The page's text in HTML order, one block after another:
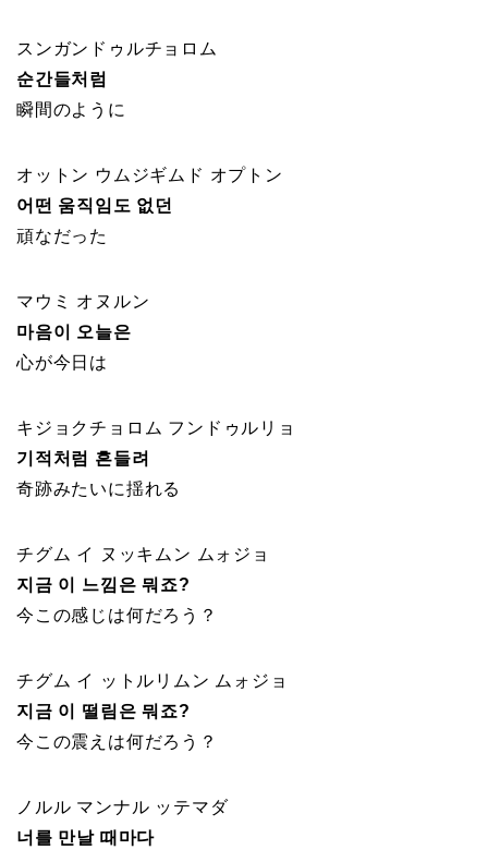
スンガンドゥルチョロム
순간들처럼
瞬間のように
オットン ウムジギムド オプトン
어떤 움직임도 없던
頑なだった
マウミ オヌルン
마음이 오늘은
心が今日は
キジョクチョロム フンドゥルリョ
기적처럼 흔들려
奇跡みたいに揺れる
チグム イ ヌッキムン ムォジョ
지금 이 느낌은 뭐죠?
今この感じは何だろう？
チグム イ ットルリムン ムォジョ
지금 이 떨림은 뭐죠?
今この震えは何だろう？
ノルル マンナル ッテマダ
너를 만날 때마다